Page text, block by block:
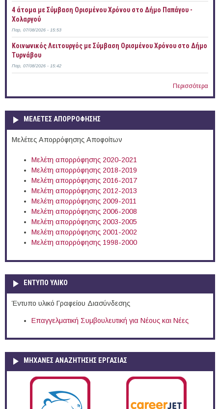
4 άτομα με Σύμβαση Ορισμένου Χρόνου στο Δήμο Παπάγου -
Χολαργού
Παρ, 07/08/2026 - 15:53
Κοινωνικός Λειτουργός με Σύμβαση Ορισμένου Χρόνου στο Δήμο
Τυρνάβου
Παρ, 07/08/2026 - 15:42
Περισσότερα
ΜΕΛΕΤΕΣ ΑΠΟΡΡΟΦΗΣΗΣ
Μελέτες Απορρόφησης Αποφοίτων
Μελέτη απορρόφησης 2020-2021
Μελέτη απορρόφησης 2018-2019
Μελέτη απορρόφησης 2016-2017
Μελέτη απορρόφησης 2012-2013
Μελέτη απορρόφησης 2009-2011
Μελέτη απορρόφησης 2006-2008
Μελέτη απορρόφησης 2003-2005
Μελέτη απορρόφησης 2001-2002
Μελέτη απορρόφησης 1998-2000
ΕΝΤΥΠΟ ΥΛΙΚΟ
Έντυπο υλικό Γραφείου Διασύνδεσης
Επαγγελματική Συμβουλευτική για Νέους και Νέες
ΜΗΧΑΝΕΣ ΑΝΑΖΗΤΗΣΗΣ ΕΡΓΑΣΙΑΣ